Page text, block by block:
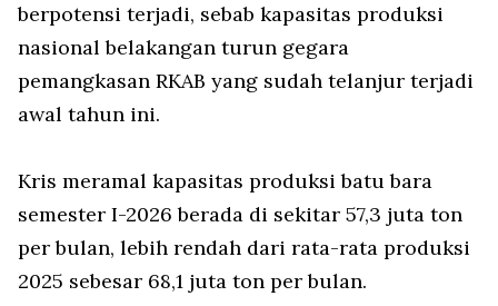
berpotensi terjadi, sebab kapasitas produksi
nasional belakangan turun gegara
pemangkasan RKAB yang sudah telanjur terjadi
awal tahun ini.
Kris meramal kapasitas produksi batu bara
semester I-2026 berada di sekitar 57,3 juta ton
per bulan, lebih rendah dari rata-rata produksi
2025 sebesar 68,1 juta ton per bulan.